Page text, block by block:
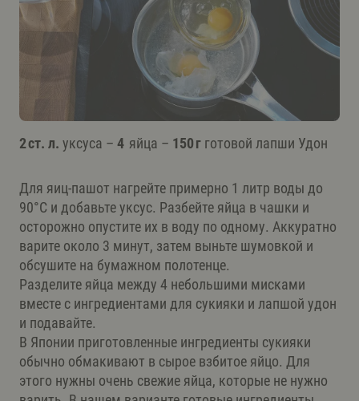
2 ст. л. уксуса – 4 яйца – 150 г готовой лапши Удон
Для яиц-пашот нагрейте примерно 1 литр воды до
90°C и добавьте уксус. Разбейте яйца в чашки и
осторожно опустите их в воду по одному. Аккуратно
варите около 3 минут, затем выньте шумовкой и
обсушите на бумажном полотенце.
Разделите яйца между 4 небольшими мисками
вместе с ингредиентами для сукияки и лапшой удон
и подавайте.
В Японии приготовленные ингредиенты сукияки
обычно обмакивают в сырое взбитое яйцо. Для
этого нужны очень свежие яйца, которые не нужно